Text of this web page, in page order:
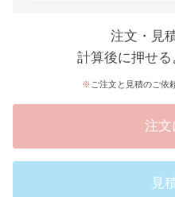
注文・見
計算後に押せる
ご注文と見積のご依
注文
見